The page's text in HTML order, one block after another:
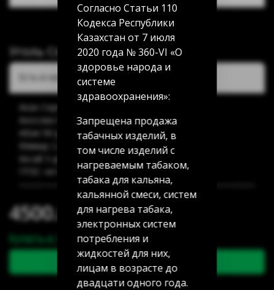
Уголь Cocoloco 1кг 25мм 72шт
4500.00 тг
Купить в 1 клик
В корзину
Есть в наличии:
Акан Серы 20/5: 2 шт
Аносова 91: нет в наличии
Абая 58 (уг Манаса): нет в наличии
Мамыр 2 дом 3: нет в наличии
Аксай 3 дом 7: нет в наличии
ГРЭС: нет в наличии
Согласно Статьи 110
Кодекса Республики
Казахстан от 7 июля
2020 года № 360-VI «О
здоровье народа и
системе
здравоохранения»:
Запрещена продажа
табачных изделий, в
том числе изделий с
нагреваемым табаком,
табака для кальяна,
кальянной смеси, систем
для нагрева табака,
электронных систем
потребления и
жидкостей для них,
лицам в возрасте до
двадцати одного года.